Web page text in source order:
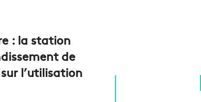
: la station
de
l’utilisation